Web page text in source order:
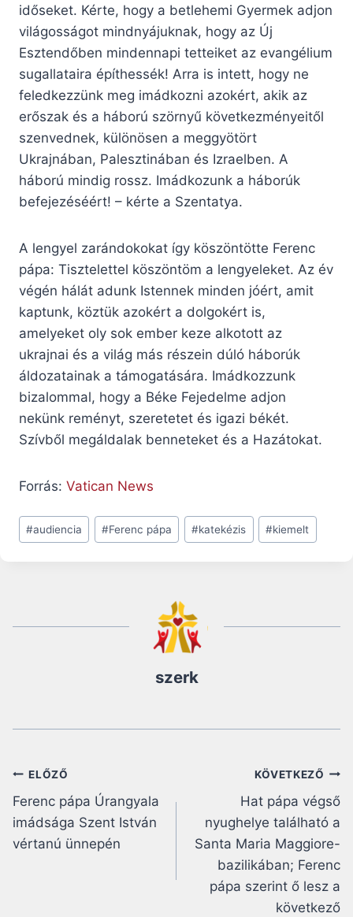
időseket. Kérte, hogy a betlehemi Gyermek adjon
világosságot mindnyájuknak, hogy az Új
Esztendőben mindennapi tetteiket az evangélium
sugallataira építhessék! Arra is intett, hogy ne
feledkezzünk meg imádkozni azokért, akik az
erőszak és a háború szörnyű következményeitől
szenvednek, különösen a meggyötört
Ukrajnában, Palesztinában és Izraelben. A
háború mindig rossz. Imádkozunk a háborúk
befejezéséért! – kérte a Szentatya.
A lengyel zarándokokat így köszöntötte Ferenc
pápa: Tisztelettel köszöntöm a lengyeleket. Az év
végén hálát adunk Istennek minden jóért, amit
kaptunk, köztük azokért a dolgokért is,
amelyeket oly sok ember keze alkotott az
ukrajnai és a világ más részein dúló háborúk
áldozatainak a támogatására. Imádkozzunk
bizalommal, hogy a Béke Fejedelme adjon
nekünk reményt, szeretetet és igazi békét.
Szívből megáldalak benneteket és a Hazátokat.
Forrás: Vatican News
Post
Tags:
#audiencia #Ferenc pápa #katekézis #kiemelt
szerk
Bejegyzés
navigáció
ELŐZŐ
Ferenc pápa Úrangyala
imádsága Szent István
vértanú ünnepén
KÖVETKEZŐ
Hat pápa végső
nyughelye található a
Santa Maria Maggiore-
bazilikában; Ferenc
pápa szerint ő lesz a
következő